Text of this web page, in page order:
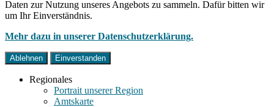
Daten zur Nutzung unseres Angebots zu sammeln. Dafür bitten wir
um Ihr Einverständnis.
Mehr dazu in unserer Datenschutzerklärung.
Ablehnen Einverstanden
Regionales
Portrait unserer Region
Amtskarte